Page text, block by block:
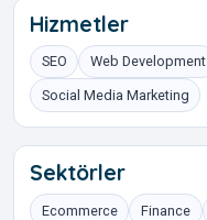
Hizmetler
SEO Web Development
Social Media Marketing
Sektörler
Ecommerce Finance